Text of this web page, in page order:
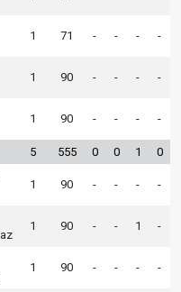
1 71 - - - -
1 90 - - - -
1 90 - - - -
5 555 0 0 1 0
1 90 - - - -
1 90 - - 1 -
1 90 - - - -